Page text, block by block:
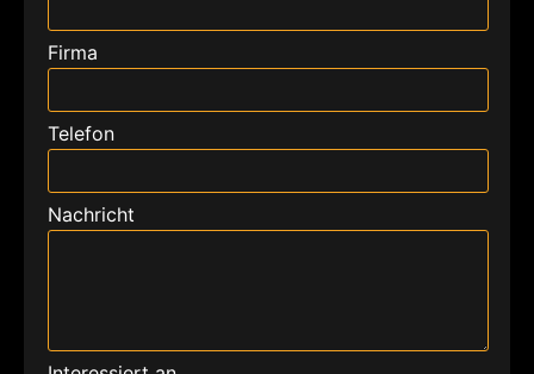
Firma
Telefon
Nachricht